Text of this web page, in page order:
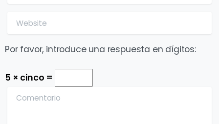
Website
Por favor, introduce una respuesta en dígitos:
5 × cinco =
Comentario